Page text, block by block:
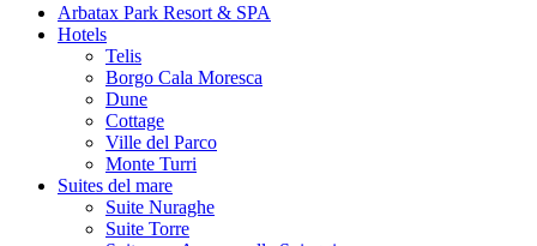
Arbatax Park Resort & SPA
Hotels
Telis
Borgo Cala Moresca
Dune
Cottage
Ville del Parco
Monte Turri
Suites del mare
Suite Nuraghe
Suite Torre